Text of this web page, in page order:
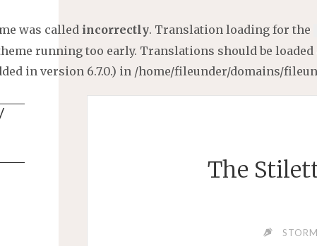
was called incorrectly. Translation loading for the
running too early. Translations should be loaded
in version 6.7.0.) in /home/fileunder/domains/
The
STORM